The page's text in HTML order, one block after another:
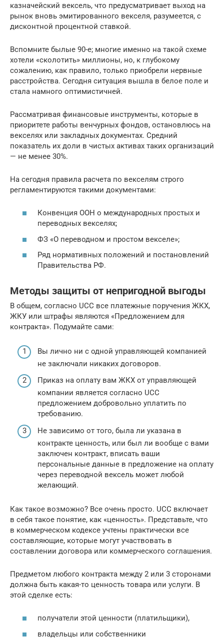
казначейский вексель, что предусматривает выход на
рынок вновь эмитированного векселя, разумеется, с
дисконтной процентной ставкой.
Вспомните былые 90-е; многие именно на такой схеме
хотели «сколотить» миллионы, но, к глубокому
сожалению, как правило, только приобрели нервные
расстройства. Сегодня ситуация вышла в белое поле и
стала намного оптимистичней.
Рассматривая финансовые инструменты, которые в
приоритете работы венчурных фондов, остановлюсь на
векселях или закладных документах. Средний
показатель их доли в чистых активах таких организаций
— не менее 30%.
На сегодня правила расчета по векселям строго
регламентируются такими документами:
Конвенция ООН о международных простых и
переводных векселях;
ФЗ «О переводном и простом векселе»;
Ряд нормативных положений и постановлений
Правительства РФ.
Методы защиты от непригодной выгоды
В общем, согласно UCC все платежные поручения ЖКХ,
ЖКУ или штрафы являются «Предложением для
контракта». Подумайте сами:
Вы лично ни с одной управляющей компанией
не заключали никаких договоров.
Приказ на оплату вам ЖКХ от управляющей
компании является согласно UCC
предложением добровольно уплатить по
требованию.
Не зависимо от того, была ли указана в
контракте ценность, или был ли вообще с вами
заключен контракт, вписать ваши
персональные данные в предложение на оплату
через переводной вексель может любой
желающий.
Как такое возможно? Все очень просто. UCC включает
в себя такое понятие, как «ценность». Представьте, что
в коммерческом кодексе учтены практически все
составляющие, которые могут участвовать в
составлении договора или коммерческого соглашения.
Предметом любого контракта между 2 или 3 сторонами
должна быть какая-то ценность товара или услуги. В
этой сделке есть:
получатели этой ценности (платильщики),
владельцы или собственники